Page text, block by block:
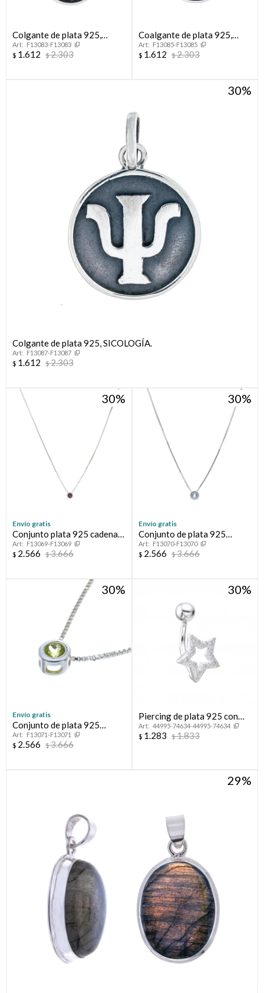
Colgante de plata 925,
AUXILIAR DE SERVICIO.
F13083-F13083
$ 1.612 $2.303
Coalgante de plata 925,
ABOGACÍA.
F13085-F13085
$ 1.612 $2.303
30
Colgante de plata 925, SICOLOGÍA.
F13087-F13087
$ 1.612 $2.303
30
Envío gratis
Conjunto plata 925 cadena y
punto de luz GRANATE
F13069-F13069
$ 2.566 $3.666
30
Envío gratis
Conjunto de plata 925
cadena y punto de luz
TOPACIO CELESTE
F13070-F13070
$ 2.566 $3.666
30
Envío gratis
Conjunto de plata 925
cadena y punto de luz
PERIDOTO
F13071-F13071
$ 2.566 $3.666
30
Piercing de plata 925 con
circonias, ESTRELLA.
44995-74634-44995-74634
$ 1.283 $1.833
29